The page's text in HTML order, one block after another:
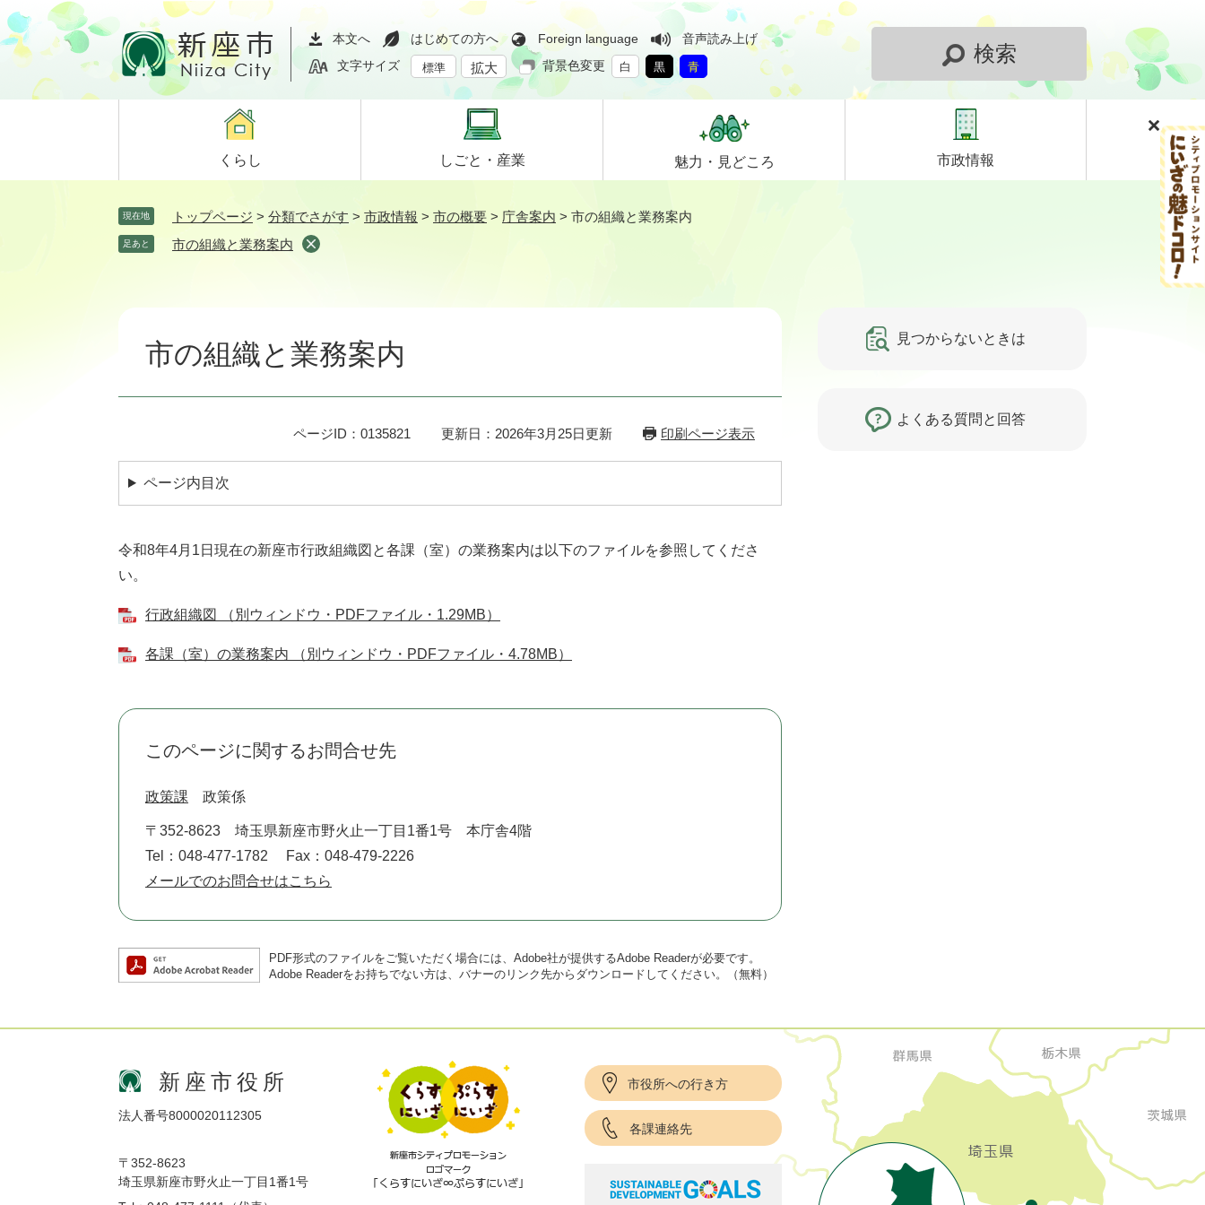
ペ
ー
ジ
メ
ニ
ュ
て
本文へ はじめての方へ Foreign language
音声読み上げ
文字サイズ
標準 拡大 背景色変更 白 黒 青
検索
くらし しごと・ 産業 魅力・ 見どころ 市政情報
現在地 トップページ > 分類でさがす > 市政情報 > 市の概要 > 庁舎案内 > 市の組織と業務案内
足あと 市の組織と業務案内
市の組織と業務案内
ページID：0135821 更新日：2026年3月25日更新 印刷ページ表示
ページ内目次
令和8年4月1日現在の新座市行政組織図と各課（室）の業務案内は以下のファイルを参照してくださ
い。
行政組織図 （別ウィンドウ・PDFファイル・1.29MB）
各課（室）の業務案内 （別ウィンドウ・PDFファイル・4.78MB）
このページに関するお問合せ先
政策課 政策係
〒352-8623
埼玉県新座市野火止一丁目1番1号 本庁舎4階
Tel：048-477-1782
Fax：048-479-2226
メールでのお問合せはこちら
PDF形式のファイルをご覧いただく場合には、Adobe社が提供するAdobe Readerが必要です。
Adobe Readerをお持ちでない方は、バナーのリンク先からダウンロードしてください。（無料）
見つからないときは
よくある質問と回答
新座市役所
法人番号8000020112305
〒352-8623
埼玉県新座市野火止一丁目1番1号
市役所への行き方
各課連絡先